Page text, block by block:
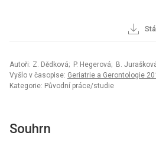
Autoři: Z. Dědková; P. Hegerová; B.
Vyšlo v časopise: Geriatrie a Gerontologie
Kategorie: Původní práce/studie
Souhrn